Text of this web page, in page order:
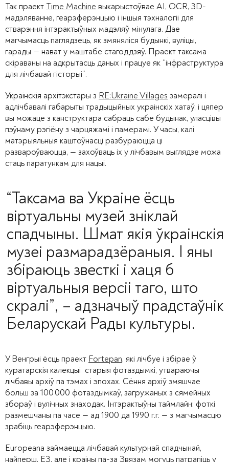
Так праект Time Machine выкарыстоўвае AI, OCR, 3D-
мадэляванне, геарэферэнцыю і іншыя тэхналогіі для
стварэння інтэрактыўных мадэляў мінулага. Дае
магчымасць паглядзець, як змяняліся будынкі, вуліцы,
гарады — нават у маштабе стагоддзяў. Праект таксама
скіраваны на адкрытасць даных і працуе як “інфраструктура
для лічбавай гісторыі”.
Украінскія архітэкстары з RE:Ukraine Villages замералі і
адлічбавалі габарыты традыцыйных украінскіх хатаў, і цяпер
вы можаце з канструктара сабраць сабе будынак, уласцівы
пэўнаму рэгіёну з чарцяжамі і памерамі. У часы, калі
матэрыяльныя каштоўнасці разбураюцца ці
развароўваюцца, — захоўваць іх у лічбавым выглядзе можа
стаць паратункам для нацыі.
“Таксама ва Украіне ёсць
віртуальны музей зніклай
спадчыны. Шмат якія ўкраінскія
музеі размарадзёраныя. І яны
збіраюць звесткі і хаця б
віртуальныя версіі таго, што
скралі”, – адзначыў прадстаўнік
Беларускай Рады культуры.
У Венгрыі ёсць праект Fortepan, які лічбуе і збірае ў
куратарскія калекцыі старыя фотаздымкі, утвараючы
лічбавы архіў па тэмах і эпохах. Сёння архіў змяшчае
больш за 100 000 фотаздымкаў, загружаных з сямейных
збораў і вулічных знаходак. Інтэрактыўны таймлайн: фоткі
размешчаны па часе — ад 1900 да 1990 г.г. — з магчымасцю
зрабіць геарэферэнцыю.
Europeana займаецца лічбавай культурнай спадчынай,
найперш, ЕЗ, але і краіны па-за Звязам могуць патрапіць у